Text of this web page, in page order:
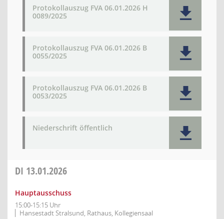
Protokollauszug FVA 06.01.2026 H
0089/2025
Protokollauszug FVA 06.01.2026 B
0055/2025
Protokollauszug FVA 06.01.2026 B
0053/2025
Niederschrift öffentlich
DI 13.01.2026
Hauptausschuss
15:00-15:15 Uhr
Hansestadt Stralsund, Rathaus, Kollegiensaal